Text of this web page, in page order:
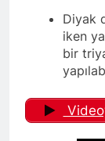
Diyak
iken
bir